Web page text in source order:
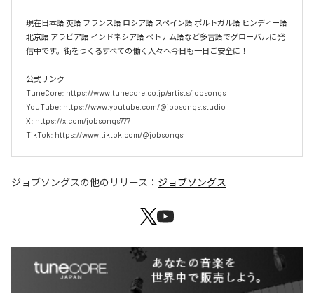
現在日本語 英語 フランス語 ロシア語 スペイン語 ポルトガル語 ヒンディー語
北京語 アラビア語 インドネシア語 ベトナム語など多言語でグローバルに発
信中です。街をつくるすべての働く人々へ今日も一日ご安全に！
公式リンク
TuneCore: https://www.tunecore.co.jp/artists/jobsongs
YouTube: https://www.youtube.com/@jobsongs.studio
X: https://x.com/jobsongs777
TikTok: https://www.tiktok.com/@jobsongs
ジョブソングスの他のリリース： ジョブソングス